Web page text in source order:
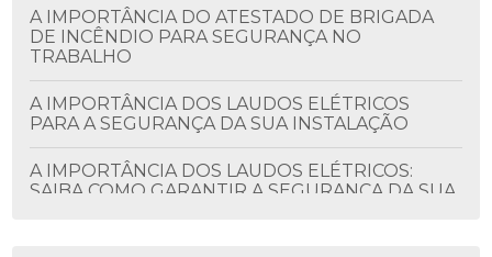
A IMPORTÂNCIA DO ATESTADO DE BRIGADA
DE INCÊNDIO PARA SEGURANÇA NO
TRABALHO
A IMPORTÂNCIA DOS LAUDOS ELÉTRICOS
PARA A SEGURANÇA DA SUA INSTALAÇÃO
A IMPORTÂNCIA DOS LAUDOS ELÉTRICOS:
SAIBA COMO GARANTIR A SEGURANÇA DA SUA